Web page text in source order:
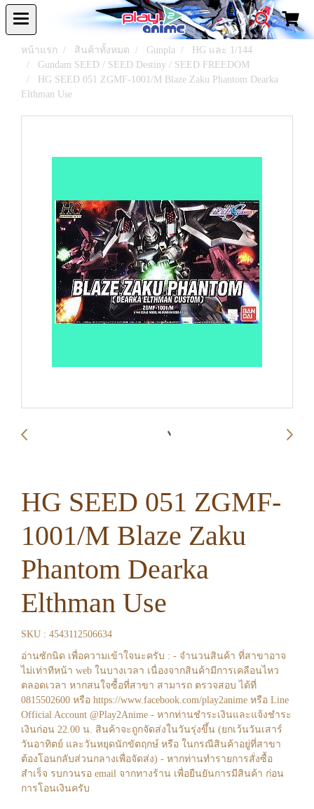
หน้าแรก สินค้าทั้งหมด Gunpla
HG และ 1/144
Gundam SEED / SEED Destiny / SEED FREEDOM
HG SEED 051 ZGMF-1001/M Blaze Zaku Phantom Dearka
Elthman Use
HG SEED 051 ZGMF-
1001/M Blaze Zaku
Phantom Dearka
Elthman Use
SKU : 4543112506634
อ่านซักนิด เพื่อความเข้าใจนะครับ : - จำนวนสินค้า ที่สาขาอาจ
ไม่เท่าทีหน้า web ในบางเวลา เนื่องจากสินค้ามีการเคลือนไหว
ตลอดเวลา หากสนใจซื้อที่สาขา สามารถ ตรวจสอบ ได้ที่
0815502600 หรือ https://www.facebook.com/play2anime หรือ Line
Official Account @Play2Anime - หากท่านชำระเงินและแจ้งชำระ
เงินก่อน 22.00 น. สินค้าจะถูกจัดส่งในวันรุ่งขึ้น (ยกเว้นวันเสาร์
วันอาทิตย์ และวันหยุดนักขัตฤกษ์ หรือ ในกรณีสินค้าอยู่ที่สาขา
ต้องโอนกลับส่วนกลางเพื่อจัดส่ง) - หากท่านทำรายการสั่งซื้อ
สำเร็จ รบกวนรอ email จากทางร้าน เพื่อยืนยันการมีสินค้า ก่อน
การโอนเงินครับ